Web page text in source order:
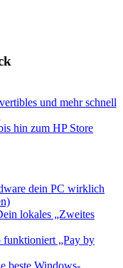
und mehr schnell
hin zum HP Store
dein PC wirklich
lokales „Zweites
funktioniert „Pay by
beste Windows-